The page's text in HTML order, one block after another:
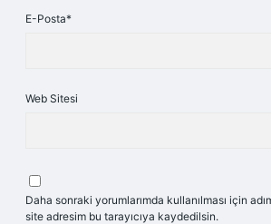
E-Posta*
Web Sitesi
Daha sonraki yorumlarımda kullanılması için
site adresim bu tarayıcıya kaydedilsin.